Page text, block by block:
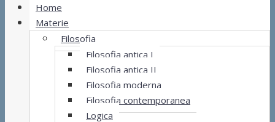
Home
Materie
Filosofia
Filosofia antica I
Filosofia antica II
Filosofia moderna
Filosofia contemporanea
Logica